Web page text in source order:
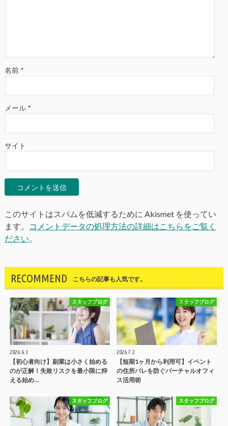
名前 *
メール *
サイト
このサイトはスパムを低減するために Akismet を使ってい
ます。
コメントデータの処理方法の詳細はこちらをご覧く
ださい。
RECOMMEND こちらの記事も人気です。
スタッフブログ
2026.6.3
【初心者向け】副業は小さく始める
のが正解！失敗リスクを最小限に抑
える始め…
スタッフブログ
2026.7.2
【短期1ヶ月から利用可】イベント
の住所バレを防ぐバーチャルオフィ
ス活用術
スタッフブログ スタッフブログ